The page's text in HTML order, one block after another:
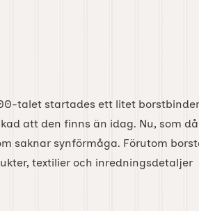
talet startades ett litet
att den finns än idag. Nu, som
saknar synförmåga. Förutom
textilier och inredningsdetaljer